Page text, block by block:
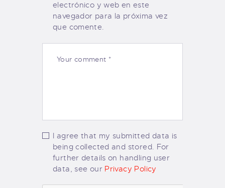
electrónico y web en este
navegador para la próxima vez
que comente.
I agree that my submitted data is
being collected and stored. For
further details on handling user
data, see our Privacy Policy